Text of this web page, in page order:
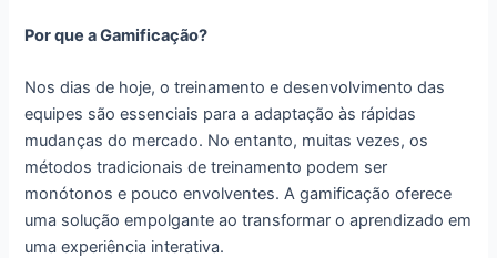
Por que a Gamificação?
Nos dias de hoje, o treinamento e desenvolvimento das
equipes são essenciais para a adaptação às rápidas
mudanças do mercado. No entanto, muitas vezes, os
métodos tradicionais de treinamento podem ser
monótonos e pouco envolventes. A gamificação oferece
uma solução empolgante ao transformar o aprendizado em
uma experiência interativa.